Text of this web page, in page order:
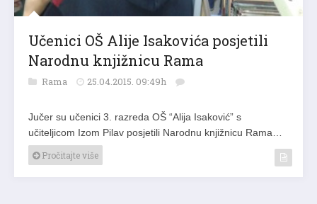
Učenici OŠ Alije Isakovića posjetili
Narodnu knjižnicu Rama
Rama 25.04.2015. 09:49h
Jučer su učenici 3. razreda OŠ “Alija Isaković” s
učiteljicom Izom Pilav posjetili Narodnu knjižnicu Rama…
Pročitajte više